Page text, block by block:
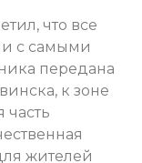
что все
с самыми
передана
к зоне
часть
жителей